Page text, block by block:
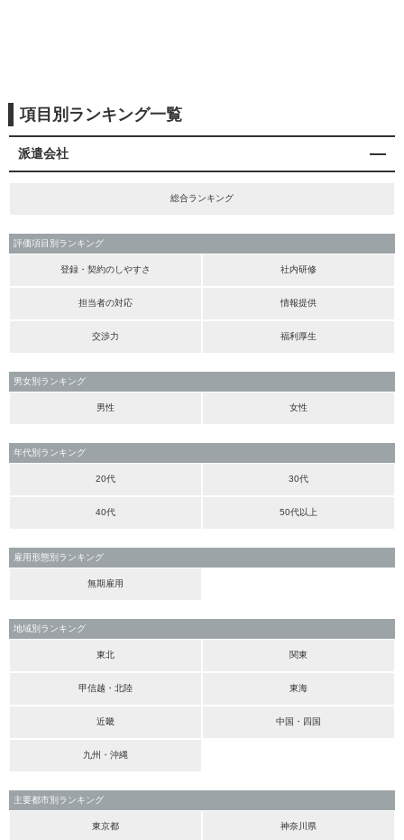
項目別ランキング一覧
派遣会社
総合ランキング
評価項目別ランキング
登録・契約のしやすさ 社内研修
担当者の対応 情報提供
交渉力 福利厚生
男女別ランキング
男性 女性
年代別ランキング
20代 30代
40代 50代以上
雇用形態別ランキング
無期雇用
地域別ランキング
東北 関東
甲信越・北陸 東海
近畿 中国・四国
九州・沖縄
主要都市別ランキング
東京都 神奈川県